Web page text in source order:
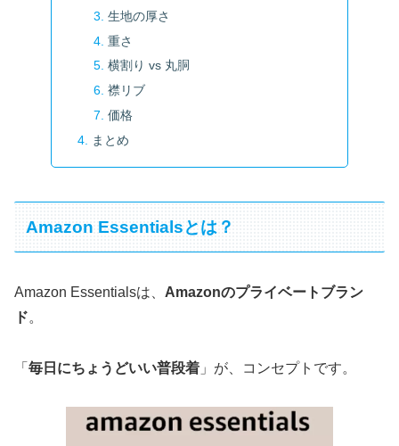
生地の厚さ
重さ
横割り vs 丸胴
襟リブ
価格
まとめ
Amazon Essentialsとは？
Amazon Essentialsは、 Amazonのプライベートブラン
ド。
「 毎日にちょうどいい普段着 」が、コンセプトです。